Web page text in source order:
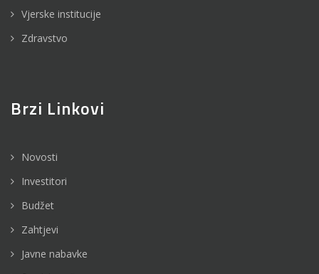
Vjerske institucije
Zdravstvo
Brzi Linkovi
Novosti
Investitori
Budžet
Zahtjevi
Javne nabavke